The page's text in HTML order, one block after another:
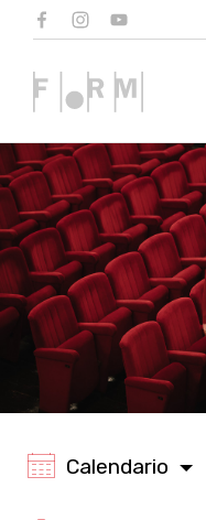
Eventi
in
Calendario